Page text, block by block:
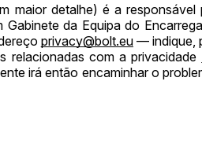
maior detalhe) é a responsável
da Equipa do
privacy@bolt.eu— indique,
relacionadas com a privacidade
irá então encaminhar o